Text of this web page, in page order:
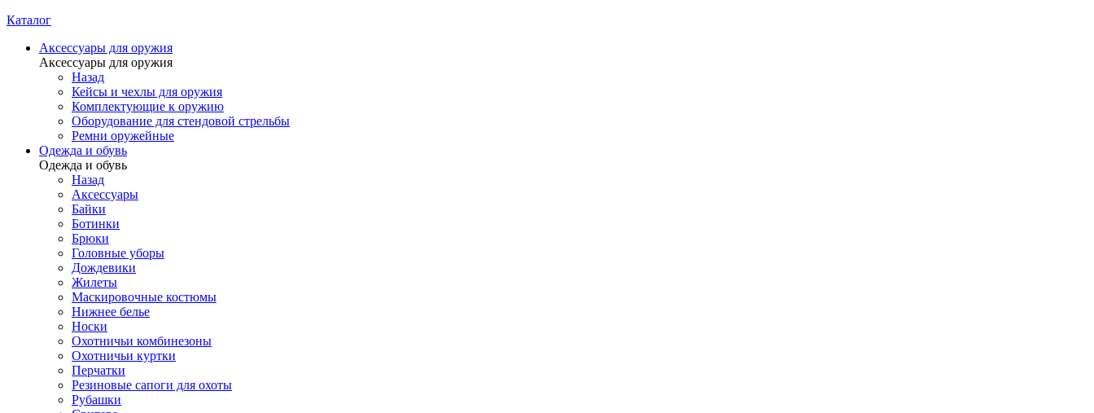
Каталог
Аксессуары для оружия
Аксессуары для оружия
Назад
Кейсы и чехлы для оружия
Комплектующие к оружию
Оборудование для стендовой стрельбы
Ремни оружейные
Одежда и обувь
Одежда и обувь
Назад
Аксессуары
Байки
Ботинки
Брюки
Головные уборы
Дождевики
Жилеты
Маскировочные костюмы
Нижнее белье
Носки
Охотничьи комбинезоны
Охотничьи куртки
Перчатки
Резиновые сапоги для охоты
Рубашки